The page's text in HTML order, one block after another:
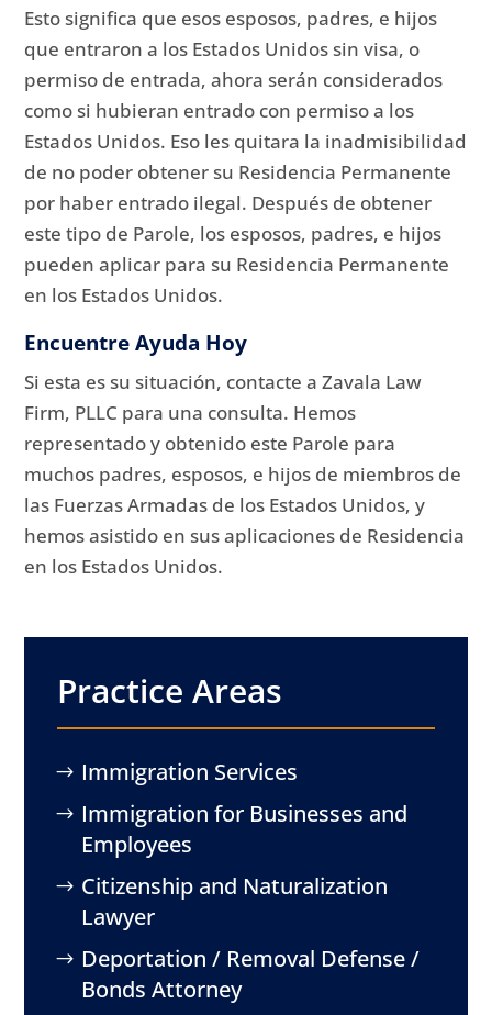
Esto significa que esos esposos, padres, e hijos
que entraron a los Estados Unidos sin visa, o
permiso de entrada, ahora serán considerados
como si hubieran entrado con permiso a los
Estados Unidos. Eso les quitara la inadmisibilidad
de no poder obtener su Residencia Permanente
por haber entrado ilegal. Después de obtener
este tipo de Parole, los esposos, padres, e hijos
pueden aplicar para su Residencia Permanente
en los Estados Unidos.
Encuentre Ayuda Hoy
Si esta es su situación, contacte a Zavala Law
Firm, PLLC para una consulta. Hemos
representado y obtenido este Parole para
muchos padres, esposos, e hijos de miembros de
las Fuerzas Armadas de los Estados Unidos, y
hemos asistido en sus aplicaciones de Residencia
en los Estados Unidos.
Practice Areas
Immigration Services
Immigration for Businesses and
Employees
Citizenship and Naturalization
Lawyer
Deportation / Removal Defense /
Bonds Attorney